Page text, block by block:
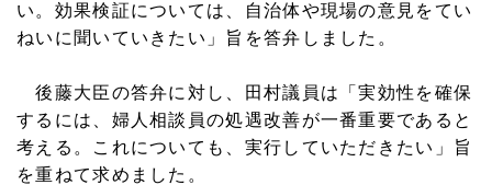
い。効果検証については、自治体や現場の意見をてい
ねいに聞いていきたい」旨を答弁しました。
後藤大臣の答弁に対し、田村議員は「実効性を確保
するには、婦人相談員の処遇改善が一番重要であると
考える。これについても、実行していただきたい」旨
を重ねて求めました。